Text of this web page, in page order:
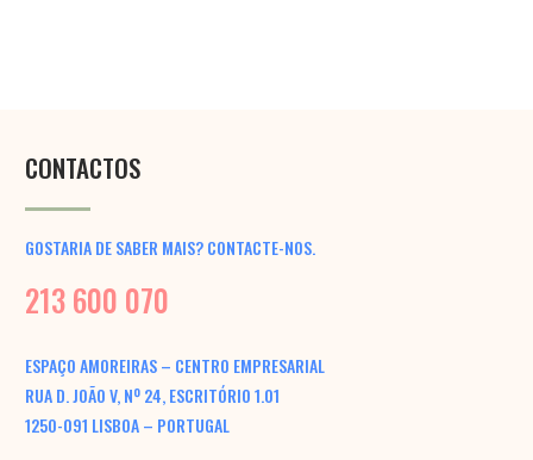
CONTACTOS
GOSTARIA DE SABER MAIS? CONTACTE-NOS.
213 600 070
ESPAÇO AMOREIRAS – CENTRO EMPRESARIAL
RUA D. JOÃO V, Nº 24, ESCRITÓRIO 1.01
1250-091 LISBOA – PORTUGAL